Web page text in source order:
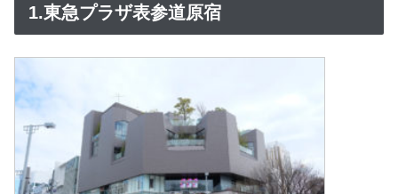
1.東急プラザ表参道原宿